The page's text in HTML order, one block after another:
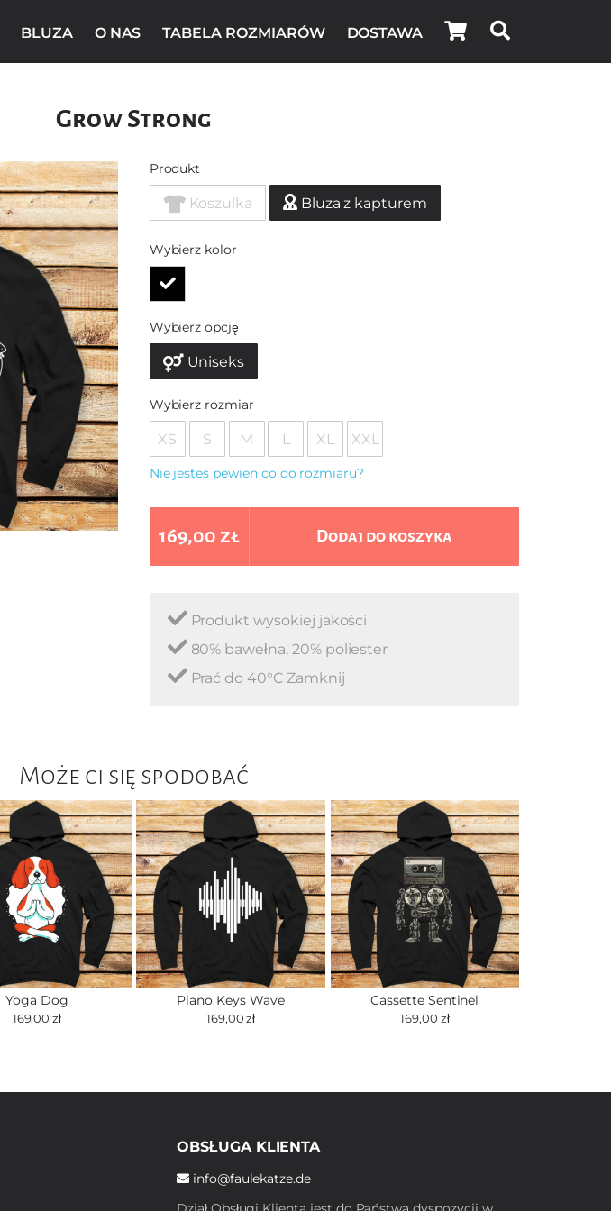
BLUZA O NAS TABELA ROZMIARÓW DOSTAWA
Grow Strong
Produkt
Koszulka Bluza z kapturem
Wybierz kolor
Wybierz opcję
Uniseks
Wybierz rozmiar
XS S M L XL XXL
Nie jesteś pewien co do rozmiaru?
169,00 zł Dodaj do koszyka
Produkt wysokiej jakości
80% bawełna, 20% poliester
Prać do 40°C Zamknij
Może ci się spodobać
Yoga Dog
169,00 zł
Piano Keys Wave
169,00 zł
Cassette Sentinel
169,00 zł
OBSŁUGA KLIENTA
info@faulekatze.de